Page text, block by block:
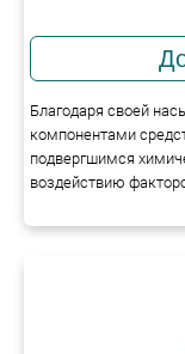
Благодаря своей
компонентами
подвергшимся
воздействию